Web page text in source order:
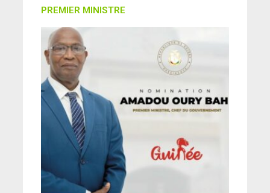
PREMIER MINISTRE